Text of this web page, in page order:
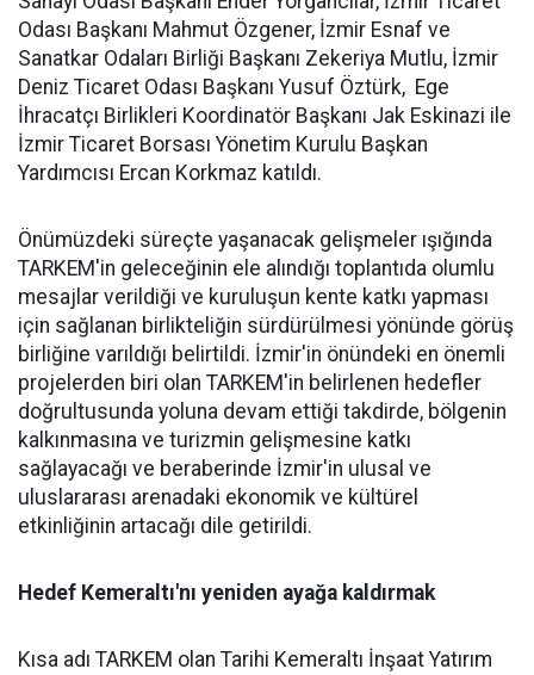
Odası Başkanı Mahmut Özgener, İzmir Esnaf ve
Sanatkar Odaları Birliği Başkanı Zekeriya Mutlu, İzmir
Deniz Ticaret Odası Başkanı Yusuf Öztürk, Ege
İhracatçı Birlikleri Koordinatör Başkanı Jak Eskinazi ile
İzmir Ticaret Borsası Yönetim Kurulu Başkan
Yardımcısı Ercan Korkmaz katıldı.
Önümüzdeki süreçte yaşanacak gelişmeler ışığında
TARKEM'in geleceğinin ele alındığı toplantıda olumlu
mesajlar verildiği ve kuruluşun kente katkı yapması
için sağlanan birlikteliğin sürdürülmesi yönünde görüş
birliğine varıldığı belirtildi. İzmir'in önündeki en önemli
projelerden biri olan TARKEM'in belirlenen hedefler
doğrultusunda yoluna devam ettiği takdirde, bölgenin
kalkınmasına ve turizmin gelişmesine katkı
sağlayacağı ve beraberinde İzmir'in ulusal ve
uluslararası arenadaki ekonomik ve kültürel
etkinliğinin artacağı dile getirildi.
Hedef Kemeraltı'nı yeniden ayağa kaldırmak
Kısa adı TARKEM olan Tarihi Kemeraltı İnşaat Yatırım